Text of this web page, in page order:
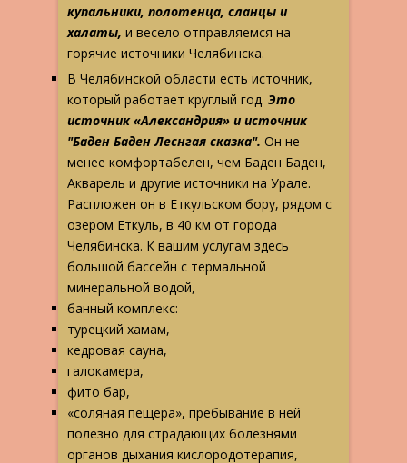
купальники, полотенца, сланцы и
халаты, и весело отправляемся на
горячие источники Челябинска.
В Челябинской области есть источник,
который работает круглый год. Это
источник «Александрия» и источник
"Баден Баден Леснгая сказка". Он не
менее комфортабелен, чем Баден Баден,
Акварель и другие источники на Урале.
Распложен он в Еткульском бору, рядом с
озером Еткуль, в 40 км от города
Челябинска. К вашим услугам здесь
большой бассейн с термальной
минеральной водой,
банный комплекс:
турецкий хамам,
кедровая сауна,
галокамера,
фито бар,
«соляная пещера», пребывание в ней
полезно для страдающих болезнями
органов дыхания кислородотерапия,